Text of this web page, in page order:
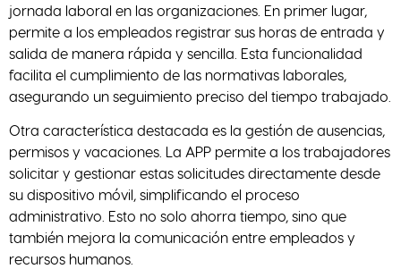
jornada laboral en las organizaciones. En primer lugar,
permite a los empleados registrar sus horas de entrada y
salida de manera rápida y sencilla. Esta funcionalidad
facilita el cumplimiento de las normativas laborales,
asegurando un seguimiento preciso del tiempo trabajado.
Otra característica destacada es la gestión de ausencias,
permisos y vacaciones. La APP permite a los trabajadores
solicitar y gestionar estas solicitudes directamente desde
su dispositivo móvil, simplificando el proceso
administrativo. Esto no solo ahorra tiempo, sino que
también mejora la comunicación entre empleados y
recursos humanos.